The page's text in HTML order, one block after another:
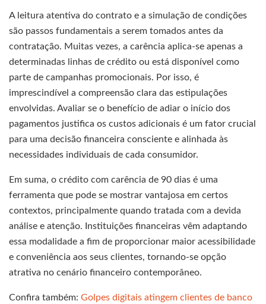
A leitura atentiva do contrato e a simulação de condições
são passos fundamentais a serem tomados antes da
contratação. Muitas vezes, a carência aplica-se apenas a
determinadas linhas de crédito ou está disponível como
parte de campanhas promocionais. Por isso, é
imprescindível a compreensão clara das estipulações
envolvidas. Avaliar se o benefício de adiar o início dos
pagamentos justifica os custos adicionais é um fator crucial
para uma decisão financeira consciente e alinhada às
necessidades individuais de cada consumidor.
Em suma, o crédito com carência de 90 dias é uma
ferramenta que pode se mostrar vantajosa em certos
contextos, principalmente quando tratada com a devida
análise e atenção. Instituições financeiras vêm adaptando
essa modalidade a fim de proporcionar maior acessibilidade
e conveniência aos seus clientes, tornando-se opção
atrativa no cenário financeiro contemporâneo.
Confira também: Golpes digitais atingem clientes de banco